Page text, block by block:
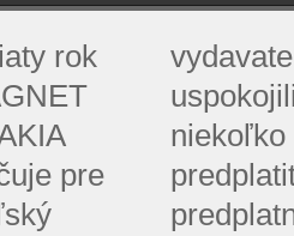
rok
pre